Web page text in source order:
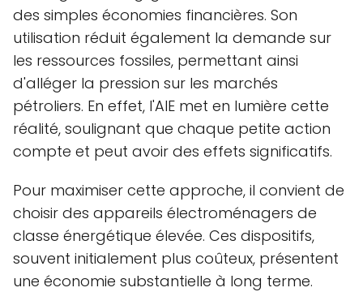
des simples économies financières. Son
utilisation réduit également la demande sur
les ressources fossiles, permettant ainsi
d'alléger la pression sur les marchés
pétroliers. En effet, l'AIE met en lumière cette
réalité, soulignant que chaque petite action
compte et peut avoir des effets significatifs.
Pour maximiser cette approche, il convient de
choisir des appareils électroménagers de
classe énergétique élevée. Ces dispositifs,
souvent initialement plus coûteux, présentent
une économie substantielle à long terme.